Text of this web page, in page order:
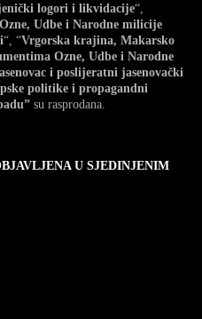
logori i likvidacije“,
Udbe i Narodne milicije
“, “Vrgorska krajina, Makarsko
Ozne, Udbe i Narodne
i poslijeratni jasenovački
politike i propagandni
su rasprodana.
U SJEDINJENIM